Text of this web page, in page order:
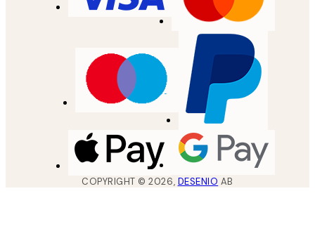
COPYRIGHT ©2026, DESENIO AB